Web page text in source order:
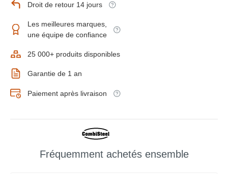
Droit de retour 14 jours
Les meilleures marques,
une équipe de confiance
25 000+ produits disponibles
Garantie de 1 an
Paiement après livraison
Fréquemment achetés ensemble